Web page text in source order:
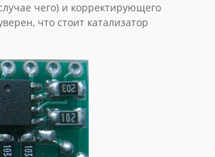
чего) и корректирующего
что стоит катализатор